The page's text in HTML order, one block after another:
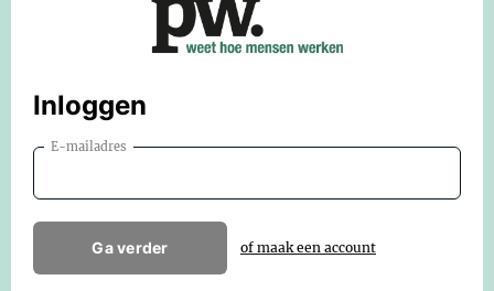
Inloggen
E-mailadres
Ga verder of maak een account